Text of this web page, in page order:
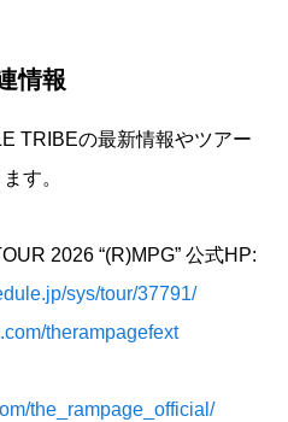
情報
TRIBEの最新情報やツアー
す。
2026 “(R)MPG” 公式HP:
sys/tour/37791/
therampagefext
the_rampage_official/